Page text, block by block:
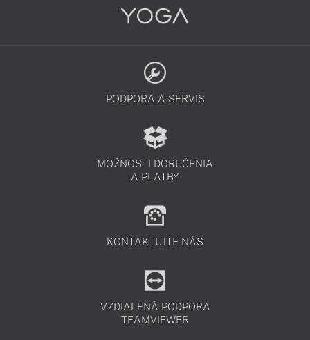
PODPORA A SERVIS
MOŽNOSTI DORUČENIA
A PLATBY
KONTAKTUJTE NÁS
VZDIALENÁ PODPORA
TEAMVIEWER